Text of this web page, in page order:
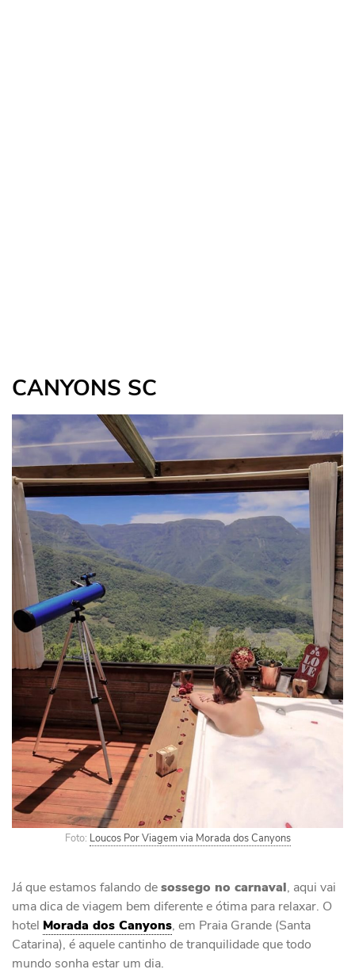
CANYONS SC
Foto: Loucos Por Viagem via Morada dos Canyons
Já que estamos falando desossego no carnaval, aqui vai
uma dica de viagem bem diferente e ótima para relaxar. O
hotel Morada dos Canyons, em Praia Grande (Santa
Catarina), é aquele cantinho de tranquilidade que todo
mundo sonha estar um dia.